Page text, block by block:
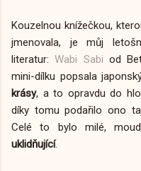
Kouzelnou knížečkou,
jmenovala, je můj
literatur:Wabi Sabi od
mini-dílku popsala
krásy, a to opravdu do
díky tomu podařilo ono
Celé to bylo milé,
uklidňující.